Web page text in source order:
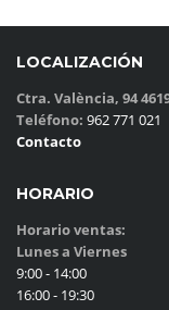
LOCALIZACIÓN
Ctra. València, 94
Teléfono: 962 771 021
Contacto
HORARIO
Horario ventas:
Lunes a Viernes
9:00 - 14:00
16:00 - 19:30